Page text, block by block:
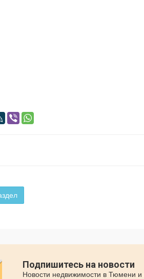
Подпишитесь на новости
Новости недвижимости в Тюмени